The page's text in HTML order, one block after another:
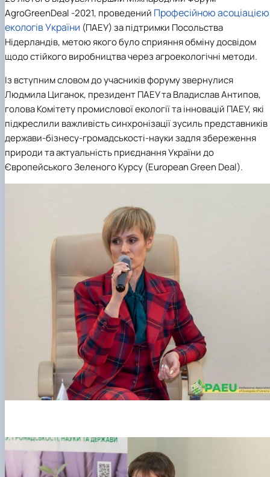
Забезпечення ОПП «Екологічний контроль
аудит»
AgroGreenDeal -2021, проведений Професійною асоціацією
екологів України (ПАЕУ) за підтримки Посольства
Нідерландів, метою якого було сприяння обміну досвідом
щодо стійкого виробництва через агроекологічні методи.
Із вступним словом до учасників форуму звернулися
Людмила Циганок, президент ПАЕУ та Владислав Антипов,
голова Комітету промислової екології та інновацій ПАЕУ, які
підкреслили важливість синхронізації зусиль представників
держави-бізнесу-громадськості-науки задля збереження
природи та актуальність приєднання України до
Європейського Зеленого Курсу (European Green Deal).